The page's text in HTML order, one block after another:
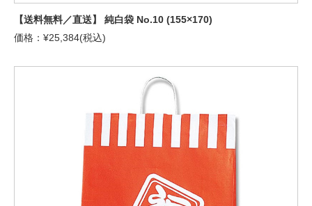
【送料無料／直送】 純白袋 No.10 (155×170)
価格：¥25,384(税込)